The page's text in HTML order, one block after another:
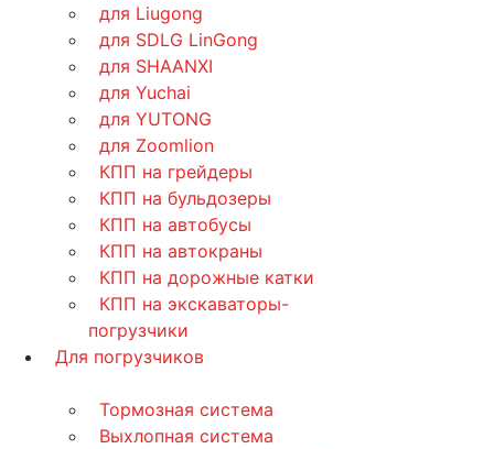
для Liugong
для SDLG LinGong
для SHAANXI
для Yuchai
для YUTONG
для Zoomlion
КПП на грейдеры
КПП на бульдозеры
КПП на автобусы
КПП на автокраны
КПП на дорожные катки
КПП на экскаваторы-
погрузчики
Для погрузчиков
Тормозная система
Выхлопная система